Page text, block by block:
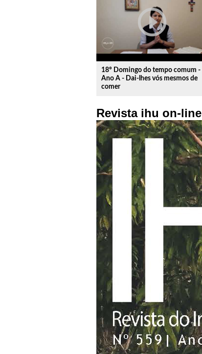
play_circle_outline
18º Domingo do tempo comum -
Ano A - Dai-lhes vós mesmos de
comer
Revista ihu on-line